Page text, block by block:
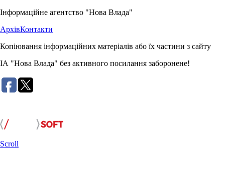
Інформаційне агентство "Нова Влада"
АрхівКонтакти
Копіювання інформаційних матеріалів або їх частини з сайту
ІА "Нова Влада" без активного посилання заборонене!
Scroll